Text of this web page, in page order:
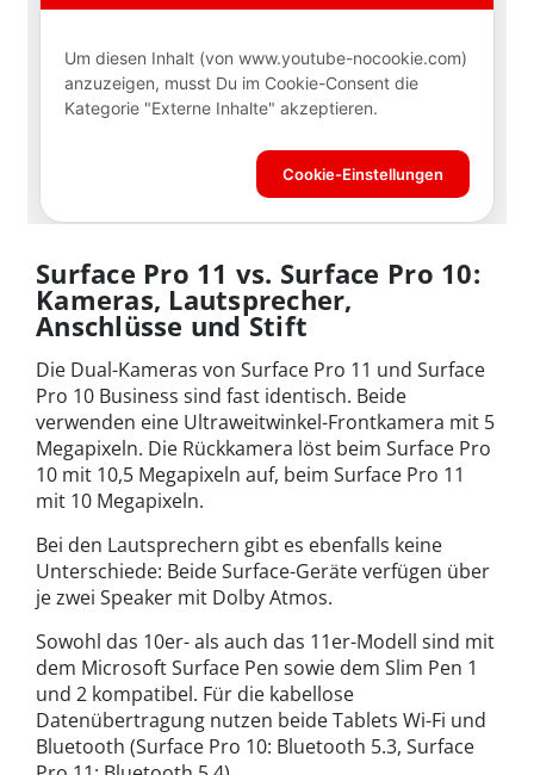
Surface Pro 11 vs. Surface Pro 10:
Kameras, Lautsprecher,
Anschlüsse und Stift
Die Dual-Kameras von Surface Pro 11 und Surface
Pro 10 Business sind fast identisch. Beide
verwenden eine Ultraweitwinkel-Frontkamera mit 5
Megapixeln. Die Rückkamera löst beim Surface Pro
10 mit 10,5 Megapixeln auf, beim Surface Pro 11
mit 10 Megapixeln.
Bei den Lautsprechern gibt es ebenfalls keine
Unterschiede: Beide Surface-Geräte verfügen über
je zwei Speaker mit Dolby Atmos.
Sowohl das 10er- als auch das 11er-Modell sind mit
dem Microsoft Surface Pen sowie dem Slim Pen 1
und 2 kompatibel. Für die kabellose
Datenübertragung nutzen beide Tablets Wi-Fi und
Bluetooth (Surface Pro 10: Bluetooth 5.3, Surface